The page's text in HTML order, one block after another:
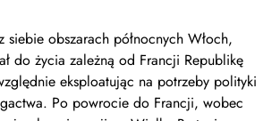
siebie obszarach północnych Włoch,
do życia zależną od Francji Republikę
eksploatując na potrzeby polityki
Po powrocie do Francji, wobec